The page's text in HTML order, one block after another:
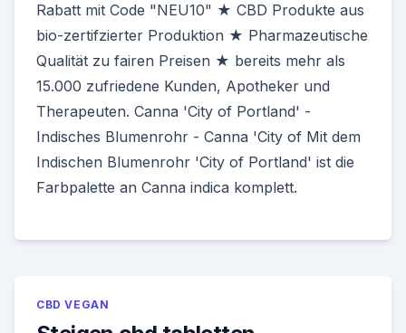
Rabatt mit Code "NEU10" ★ CBD Produkte aus
bio-zertifzierter Produktion ★ Pharmazeutische
Qualität zu fairen Preisen ★ bereits mehr als
15.000 zufriedene Kunden, Apotheker und
Therapeuten. Canna 'City of Portland' -
Indisches Blumenrohr - Canna 'City of Mit dem
Indischen Blumenrohr 'City of Portland' ist die
Farbpalette an Canna indica komplett.
CBD VEGAN